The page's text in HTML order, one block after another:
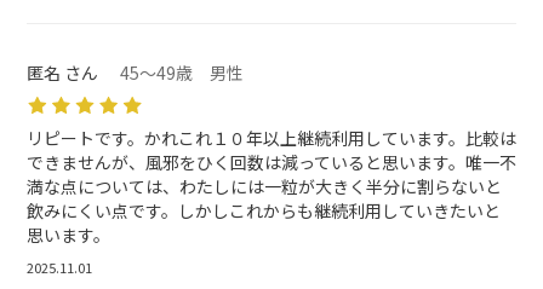
匿名 さん 45～49歳 男性
リピートです。かれこれ１０年以上継続利用しています。比較は
できませんが、風邪をひく回数は減っていると思います。唯一不
満な点については、わたしには一粒が大きく半分に割らないと
飲みにくい点です。しかしこれからも継続利用していきたいと
思います。
2025.11.01